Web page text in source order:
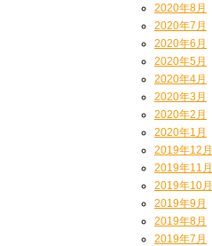
2020年8月
2020年7月
2020年6月
2020年5月
2020年4月
2020年3月
2020年2月
2020年1月
2019年12月
2019年11月
2019年10月
2019年9月
2019年8月
2019年7月